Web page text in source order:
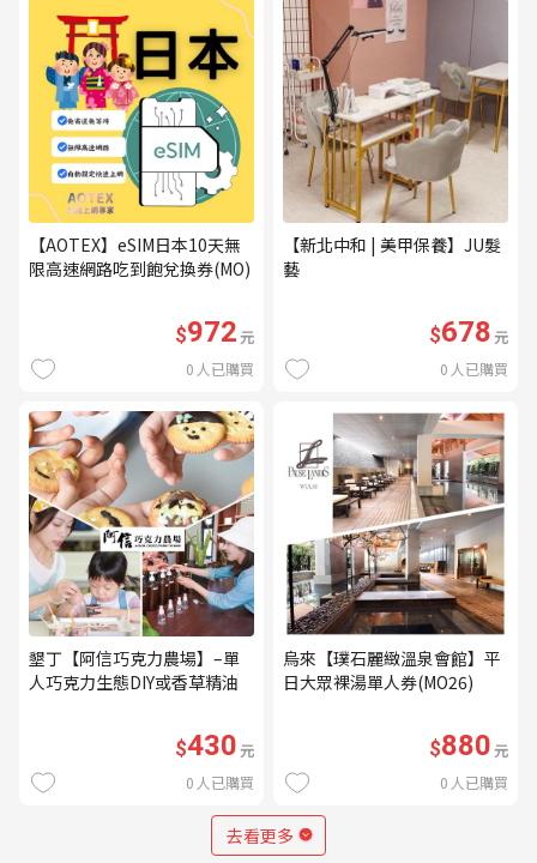
【AOTEX】eSIM日本10天無
限高速網路吃到飽兌換券(MO)
$972元
0 人已購買
【新北中和 | 美甲保養】JU髮
藝
$678元
0 人已購買
墾丁【阿信巧克力農場】–單
人巧克力生態DIY或香草精油
$430元
0 人已購買
烏來【璞石麗緻溫泉會館】平
日大眾裸湯單人券(MO26)
$880元
0 人已購買
去看更多